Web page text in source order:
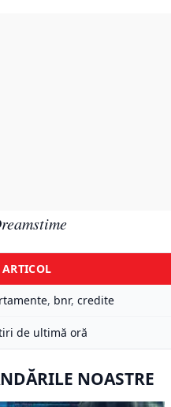
, bnr, credite
de ultimă oră
NOASTRE